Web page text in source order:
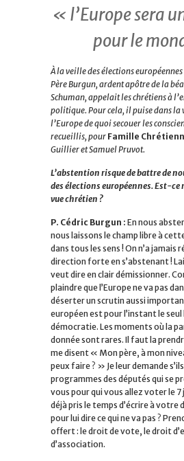
« l’Europe sera
pour le
À la veille des élections
Père Burgun, ardent apôtre de la
Schuman, appelait les chrétiens à
politique. Pour cela, il puise dans la
l’Europe de quoi secouer les
recueillis, pour Famille
Guillier et Samuel Pruvot.
L’abstention risque de battre de
des élections européennes. Est-
vue chrétien ?
P. Cédric Burgun : En nous
nous laissons le champ libre à
dans tous les sens ! On n’a jamais
direction forte en s’abstenant !
veut dire en clair démissionner.
plaindre que l’Europe ne va pas
déserter un scrutin aussi
européen est pour l’instant le seul
démocratie. Les moments où la
donnée sont rares. Il faut la
me disent « Mon père, à mon
peux faire ? » Je leur demande
programmes des députés qui se
vous pour qui vous allez voter le 7
déjà pris le temps d’écrire à votre
pour lui dire ce qui ne va pas ?
offert : le droit de vote, le droit
d’association.